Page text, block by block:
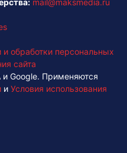
mail@maksmedia.ru
обработки персональных
сайта
и Google. Применяются
и Условия использования